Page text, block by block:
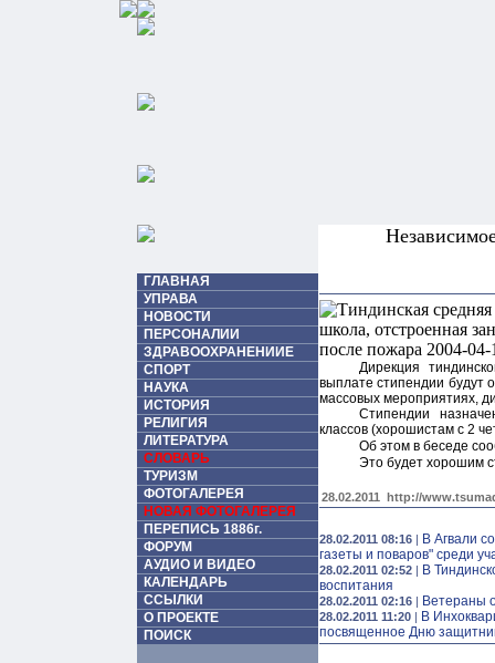
ГЛАВНАЯ
УПРАВА
НОВОСТИ
ПЕРСОНАЛИИ
ЗДРАВООХРАНЕНИИЕ
СПОРТ
НАУКА
ИСТОРИЯ
РЕЛИГИЯ
ЛИТЕРАТУРА
СЛОВАРЬ
ТУРИЗМ
ФОТОГАЛЕРЕЯ
НОВАЯ ФОТОГАЛЕРЕЯ
ПЕРЕПИСЬ 1886г.
ФОРУМ
АУДИО И ВИДЕО
КАЛЕНДАРЬ
ССЫЛКИ
О ПРОЕКТЕ
ПОИСК
Дирекция
выплате стипендии будут
массовых мероприятиях,
Стипендии
классов (хорошистам с 2
Об этом в беседе
Это будет хорошим
28.02.2011 http://
28.02.2011 08:16 | В Агвали
газеты и поваров" среди
28.02.2011 02:52 | В
воспитания
28.02.2011 02:16 | Ветераны
28.02.2011 11:20 | В
посвященное Дню